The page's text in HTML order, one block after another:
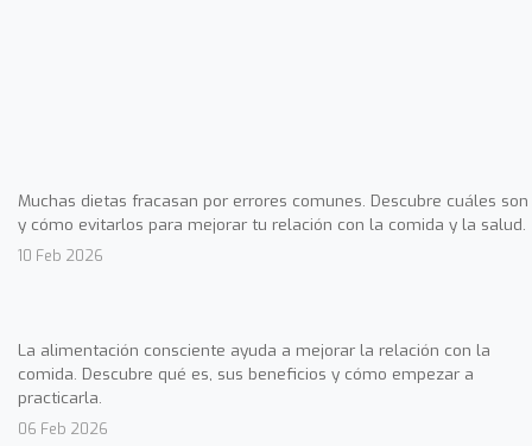
Muchas dietas fracasan por errores comunes. Descubre cuáles son
y cómo evitarlos para mejorar tu relación con la comida y la salud.
10 Feb 2026
La alimentación consciente ayuda a mejorar la relación con la
comida. Descubre qué es, sus beneficios y cómo empezar a
practicarla.
06 Feb 2026